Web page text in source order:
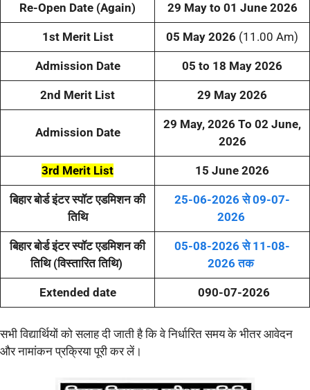
Re-Open Date (Again) 29 May to 01 June 2026
1st Merit List 05 May 2026 (11.00 Am)
Admission Date 05 to 18 May 2026
2nd Merit List 29 May 2026
Admission Date
29 May, 2026 To 02 June,
2026
3rd Merit List 15 June 2026
बिहार बोर्ड इंटर स्पॉट एडमिशन की
तिथि
25-06-2026 से 09-07-
2026
बिहार बोर्ड इंटर स्पॉट एडमिशन की
तिथि (विस्तारित तिथि)
05-08-2026 से 11-08-
2026 तक
Extended date 090-07-2026
सभी विद्यार्थियों को सलाह दी जाती है कि वे निर्धारित समय के भीतर आवेदन
और नामांकन प्रक्रिया पूरी कर लें।